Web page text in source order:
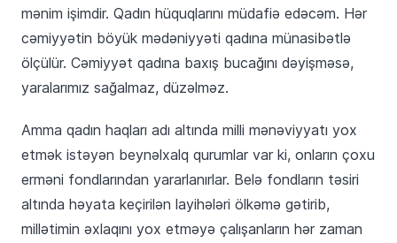
mənim işimdir. Qadın hüquqlarını müdafiə edəcəm. Hər
cəmiyyətin böyük mədəniyyəti qadına münasibətlə
ölçülür. Cəmiyyət qadına baxış bucağını dəyişməsə,
yaralarımız sağalmaz, düzəlməz.
Amma qadın haqları adı altında milli mənəviyyatı yox
etmək istəyən beynəlxalq qurumlar var ki, onların çoxu
erməni fondlarından yararlanırlar. Belə fondların təsiri
altında həyata keçirilən layihələri ölkəmə gətirib,
millətimin əxlaqını yox etməyə çalışanların hər zaman